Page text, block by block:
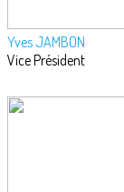
Yves JAMBON
Vice Président